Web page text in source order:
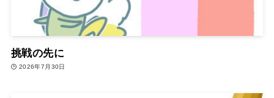
挑戦の先に
2026年7月30日